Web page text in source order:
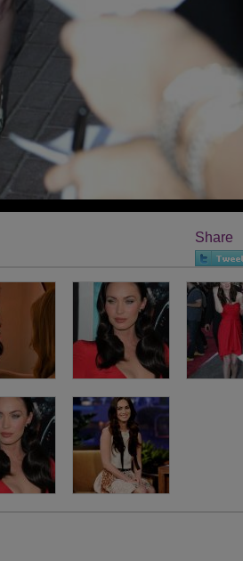
Share